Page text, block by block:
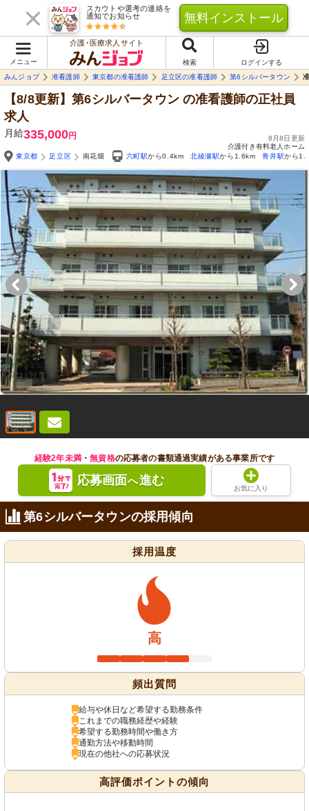
スカウトや選考の連絡を
通知でお知らせ
無料インストール
メニュー
介護･医療求人サイト
検索
ログインする
みんジョブ
准看護師 東京都の准看護師 足立区の准看護師 第6シルバータウン
【8/8更新】第6シルバータウンの准看護師の正社員
求人
月給335,000円
8月8日更新
介護付き有料老人ホーム
東京都
足立区 南花畑 六町駅から0.4km 北綾瀬駅から1.6km 青井駅から
経験2年未満・無資格の応募者の書類通過実績がある事業所です
応募画面へ進む
お気に入り
第6シルバータウンの採用傾向
採用温度
高
頻出質問
給与や休日など希望する勤務条件
これまでの職務経歴や経験
希望する勤務時間や働き方
通勤方法や移動時間
現在の他社への応募状況
高評価ポイントの傾向